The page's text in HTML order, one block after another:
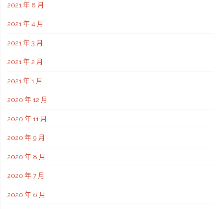
2021 年 8 月
2021 年 4 月
2021 年 3 月
2021 年 2 月
2021 年 1 月
2020 年 12 月
2020 年 11 月
2020 年 9 月
2020 年 8 月
2020 年 7 月
2020 年 6 月